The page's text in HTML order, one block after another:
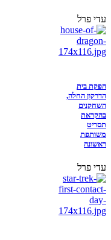
עדי פרל
הפקת בית
הדרקון החלה,
השחקנים
בהקראת
תסריט
משותפת
ראשונה
עדי פרל